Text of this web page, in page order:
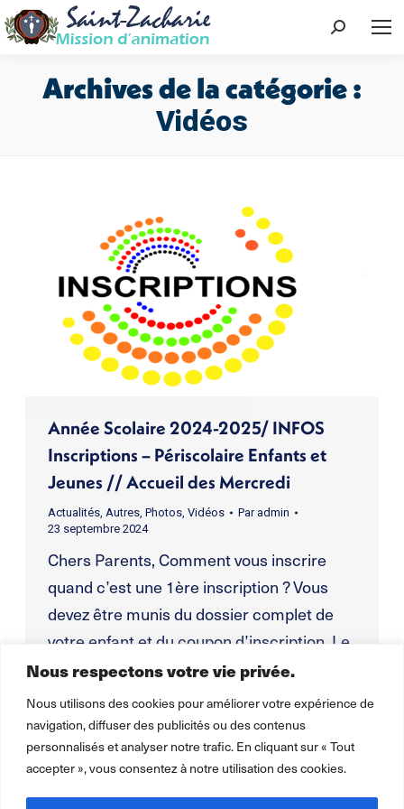
Nous respectons votre vie privée.
Nous utilisons des cookies pour améliorer votre expérience de
navigation, diffuser des publicités ou des contenus
personnalisés et analyser notre trafic. En cliquant sur « Tout
accepter », vous consentez à notre utilisation des cookies.
Archives de la catégorie :
Vidéos
Année Scolaire 2024-2025/ INFOS
Inscriptions – Périscolaire Enfants et
Jeunes // Accueil des Mercredi
Actualités, Autres, Photos, Vidéos Paradmin
23 septembre 2024
Chers Parents, Comment vous inscrire
quand c’est une 1ère inscription ? Vous
devez être munis du dossier complet de
votre enfant et du coupon d’inscription. Le
dossier administratif est à remettre au
plus tôt dans notre boîte aux lettres ou
auprès du secrétariat et sera soumis à
validation : Règlement Intérieur
Septembre – Décembre 2024…